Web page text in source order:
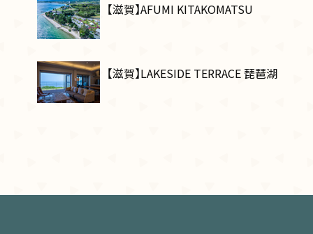
【滋賀】AFUMI KITAKOMATSU
【滋賀】LAKESIDE TERRACE 琵琶湖